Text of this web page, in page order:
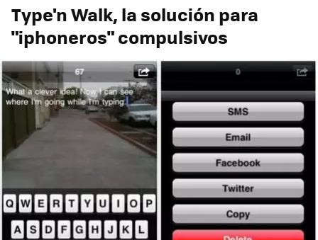
Type'n Walk, la solución para
"iphoneros" compulsivos